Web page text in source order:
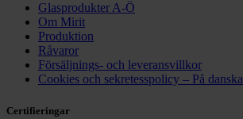
Glasprodukter A-Ö
Om Mirit
Produktion
Råvaror
Försäljnings- och leveransvillkor
Cookies och sekretesspolicy – På danska
Certifieringar